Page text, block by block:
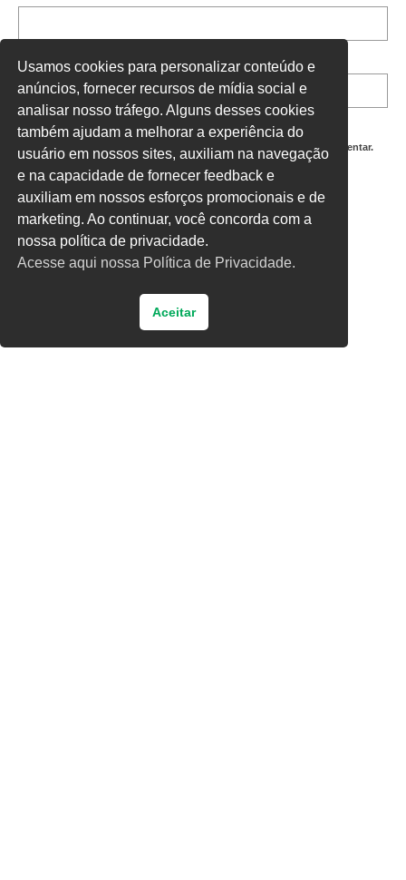
Site
Salvar meus dados neste navegador para a próxima vez que eu comentar.
Digite uma resposta em números:
18 − dezesseis =
Usamos cookies para personalizar conteúdo e
anúncios, fornecer recursos de mídia social e
analisar nosso tráfego. Alguns desses cookies
também ajudam a melhorar a experiência do
usuário em nossos sites, auxiliam na navegação
e na capacidade de fornecer feedback e
auxiliam em nossos esforços promocionais e de
marketing. Ao continuar, você concorda com a
nossa política de privacidade.
Acesse aqui nossa Política de Privacidade.
Aceitar